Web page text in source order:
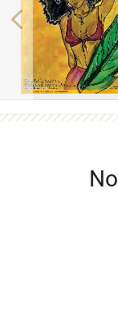
Previous